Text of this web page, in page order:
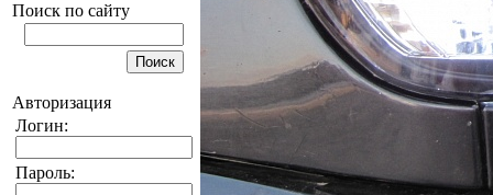
Поиск по сайту
Авторизация
Логин:
Пароль: